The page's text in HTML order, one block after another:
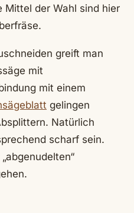
Mittel der Wahl sind hier
greift man
mit
mit einem
gelingen
Natürlich
scharf sein.